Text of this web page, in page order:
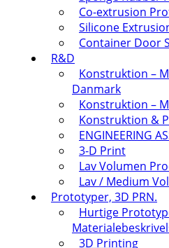
Co-extrusion
Silicone
Container Door
R&D
Konstruktion –
Danmark
Konstruktion –
Konstruktion &
ENGINEERING
3-D Print
Lav Volumen
Lav / Medium
Prototyper, 3D PRN.
Hurtige
3D Printing